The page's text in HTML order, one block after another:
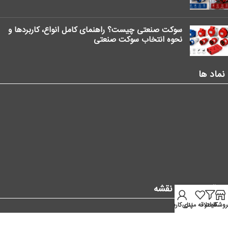
سوکت صنعتی چیست؟ راهنمای کامل انواع، کاربردها و
نحوه انتخاب سوکت صنعتی
نماد ها
موقعیت ما در نقشه
فیلترعلاقه مندی
پنل کاربر